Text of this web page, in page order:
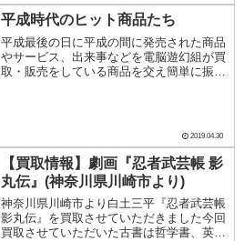
平成時代のヒット商品たち
平成最後の日に平成の間に発売された商品
やサービス、出来事などを電脳遊幻組が買
取・販売をしている商品を交え簡単に振り
2019.04.30
【買取情報】劇画『忍者武芸帳 影
丸伝』(神奈川県川崎市より)
神奈川県川崎市より白土三平『忍者武芸帳
影丸伝』を買取させていただきました今回
買取させていただいた古書は哲学書、英文